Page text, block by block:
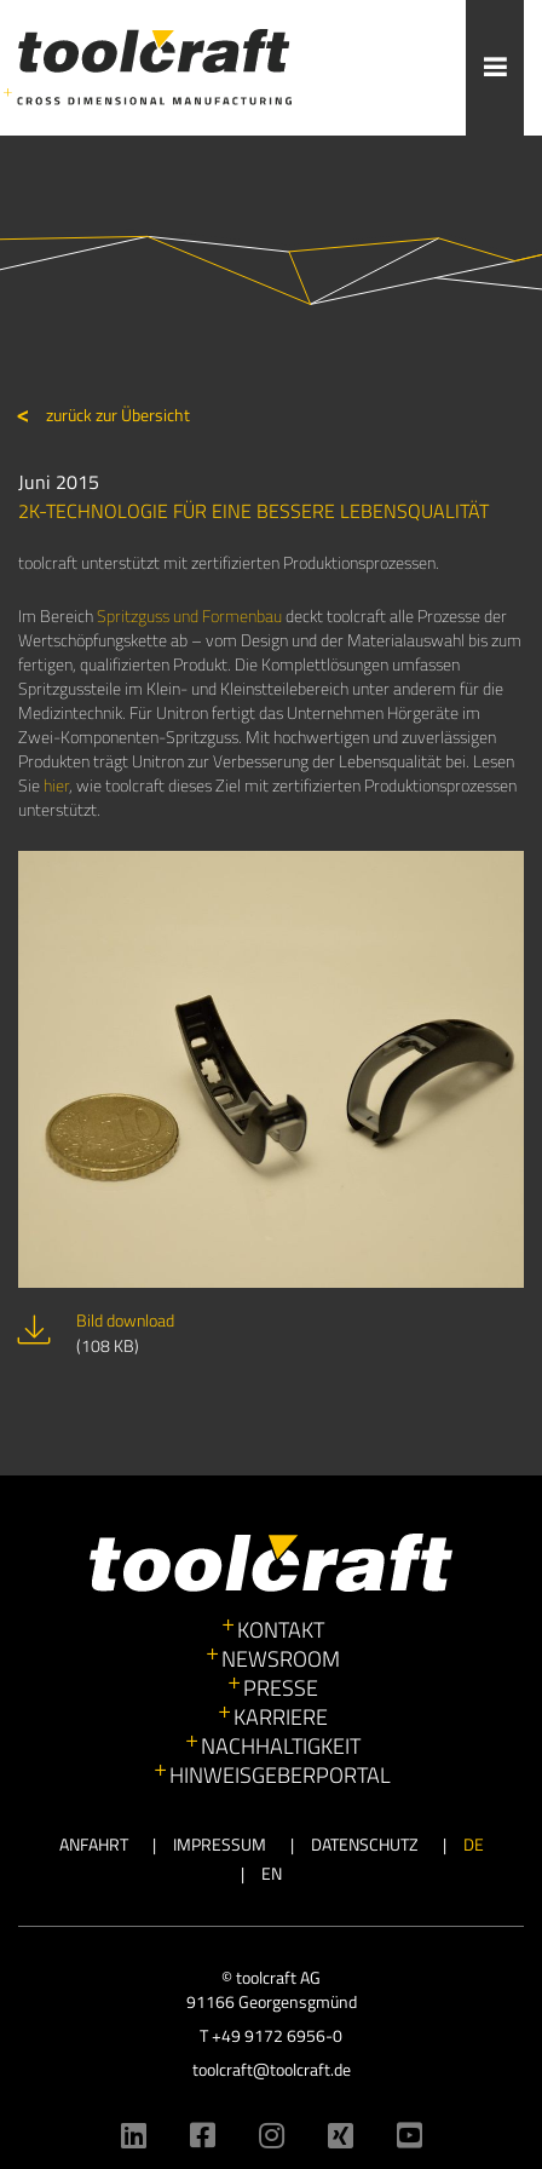
zurück zur Übersicht
Juni 2015
2K-TECHNOLOGIE FÜR EINE BESSERE LEBENSQUALITÄT
toolcraft unterstützt mit zertifizierten Produktionsprozessen.
Im BereichSpritzguss und Formenbaudeckt toolcraft alle Prozesse der
Wertschöpfungskette ab – vom Design und der Materialauswahl bis zum
fertigen, qualifizierten Produkt. Die Komplettlösungen umfassen
Spritzgussteile im Klein- und Kleinstteilebereich unter anderem für die
Medizintechnik. Für Unitron fertigt das Unternehmen Hörgeräte im
Zwei-Komponenten-Spritzguss. Mit hochwertigen und zuverlässigen
Produkten trägt Unitron zur Verbesserung der Lebensqualität bei. Lesen
Siehier, wie toolcraft dieses Ziel mit zertifizierten Produktionsprozessen
unterstützt.
Bild download
(108 KB)
KONTAKT
NEWSROOM
PRESSE
KARRIERE
NACHHALTIGKEIT
HINWEISGEBERPORTAL
ANFAHRT IMPRESSUM DATENSCHUTZ
DE
EN
© toolcraft AG
91166 Georgensgmünd
T+49 9172 6956-0
toolcraft@toolcraft.de
ADDITIVE FERTIGUNG ROBOTIK ZERSPANUNG
STELLENANGEBOTE